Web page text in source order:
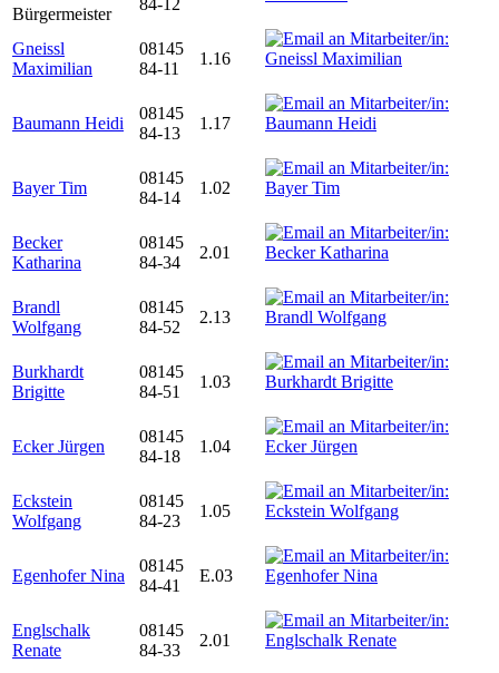
Bürgermeister
84-12
Gneissl
Maximilian
08145
84-11
1.16
Baumann Heidi
08145
84-13
1.17
Bayer Tim
08145
84-14
1.02
Becker
Katharina
08145
84-34
2.01
Brandl
Wolfgang
08145
84-52
2.13
Burkhardt
Brigitte
08145
84-51
1.03
Ecker Jürgen
08145
84-18
1.04
Eckstein
Wolfgang
08145
84-23
1.05
Egenhofer Nina
08145
84-41
E.03
Englschalk
Renate
08145
84-33
2.01